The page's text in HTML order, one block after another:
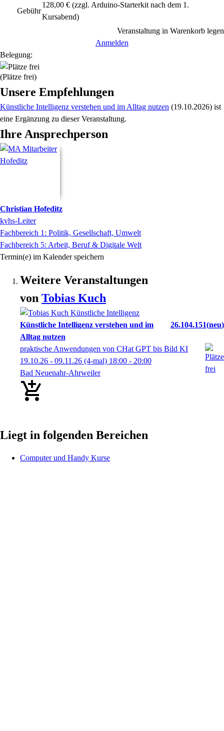
Gebühr
128,00 € (zzgl. Arduino-Starterkit nach dem 1.
Kursabend)
Veranstaltung in Warenkorb legen
Anmelden
Belegung:
(Plätze frei)
Unsere Empfehlungen
Künstliche Intelligenz verstehen und im Alltag nutzen (19.10.2026) ist
eine Ergänzung zu dieser Veranstaltung.
Ihre Ansprechperson
Christian Hofeditz
kvhs-Leiter
Fachbereich 1: Politik, Gesellschaft, Umwelt
Fachbereich 5: Arbeit, Beruf & Digitale Welt
Termin(e) im Kalender speichern
Weitere Veranstaltungen
von Tobias Kuch
Künstliche Intelligenz verstehen und im
Alltag nutzen
26.104.151 neu
praktische Anwendungen von CHat GPT bis Bild KI
19.10.26 - 09.11.26 (4-mal) 18:00 - 20:00
Bad Neuenahr-Ahrweiler
Liegt in folgenden Bereichen
Computer und Handy Kurse